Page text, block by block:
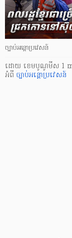
ច្បាប់អន្តោប្រវេសន៍
ដោយ ​ ខេមបូណូមីស 1
អំពី ច្បាប់អន្តោប្រវេសន៍